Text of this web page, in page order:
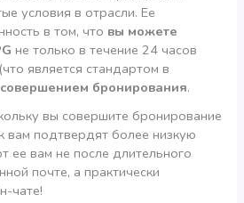
условия в отрасли. Ее
в том, что вы можете
не только в течение 24 часов
является стандартом в
бронирования.
вы совершите бронирование
вам подтвердят более низкую
ее вам не после длительного
почте, а практически
чате!